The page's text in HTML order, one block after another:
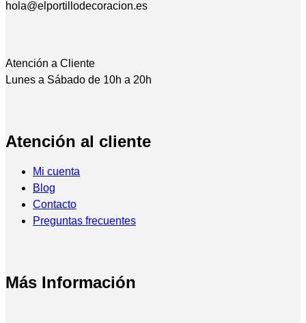
hola@elportillodecoracion.es
Atención a Cliente
Lunes a Sábado de 10h a 20h
Atención al cliente
Mi cuenta
Blog
Contacto
Preguntas frecuentes
Más Información